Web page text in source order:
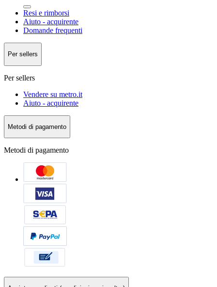
Resi e rimborsi
Aiuto - acquirente
Domande frequenti
Per sellers
Per sellers
Vendere su metro.it
Aiuto - acquirente
Metodi di pagamento
Metodi di pagamento